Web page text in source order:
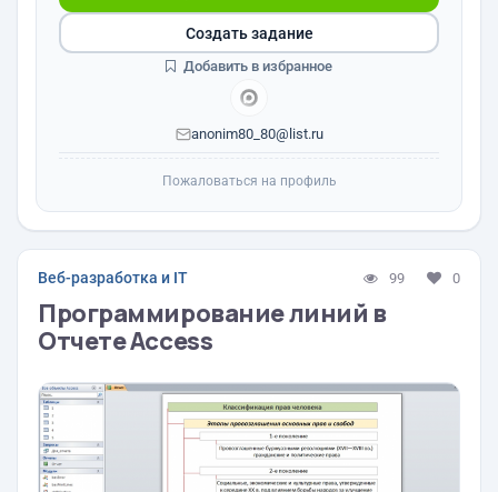
anonim80_80@list.ru
Создать задание
Добавить в избранное
Пожаловаться на профиль
Веб-разработка и IT 99 0
Программирование линий в
Отчете Access